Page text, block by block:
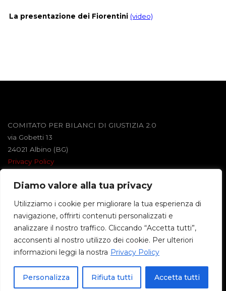
Diamo valore alla tua privacy
Utilizziamo i cookie per migliorare la tua esperienza di
navigazione, offrirti contenuti personalizzati e
analizzare il nostro traffico. Cliccando “Accetta tutti”,
acconsenti al nostro utilizzo dei cookie. Per ulteriori
informazioni leggi la nostra Privacy Policy
Personalizza Rifiuta tutti Accetta tutti
La presentazione dei Fiorentini (video)
COMITATO PER BILANCI DI GIUSTIZIA 2.0
via Gobetti 13
24021 Albino (BG)
Privacy Policy
©2026 BILANCI DI GIUSTIZIA
Back
to